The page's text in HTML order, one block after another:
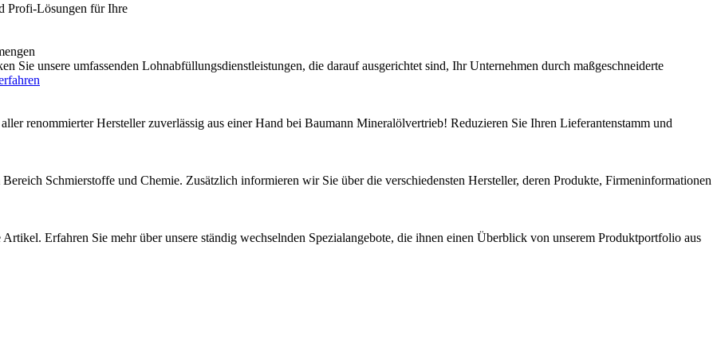
Profi-Lösungen für Ihre
Sie unsere umfassenden Lohnabfüllungsdienstleistungen, die darauf ausgerichtet sind, Ihr Unternehmen durch maßgeschneiderte
renommierter Hersteller zuverlässig aus einer Hand bei Baumann Mineralölvertrieb! Reduzieren Sie Ihren Lieferantenstamm und
Schmierstoffe und Chemie. Zusätzlich informieren wir Sie über die verschiedensten Hersteller, deren Produkte, Firmeninformationen
Erfahren Sie mehr über unsere ständig wechselnden Spezialangebote, die ihnen einen Überblick von unserem Produktportfolio aus